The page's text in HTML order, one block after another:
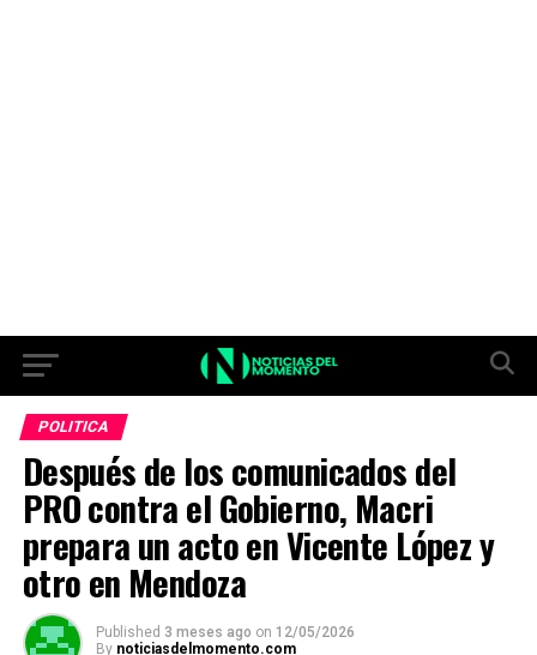
POLITICA
Después de los comunicados del
PRO contra el Gobierno, Macri
prepara un acto en Vicente López y
otro en Mendoza
Published 3 meses ago on 12/05/2026
By noticiasdelmomento.com